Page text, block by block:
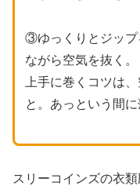
③ゆっくりとジップ
ながら空気を抜く。
上手に巻くコツは
と。あっという間
スリーコインズの衣